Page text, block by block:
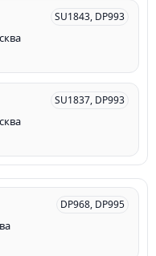
SU1843, DP993
SU1837, DP993
DP968, DP995